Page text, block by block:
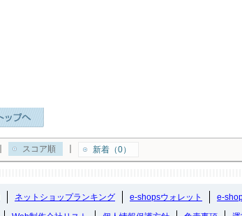
スコア順 新着（0）
ネットショップランキング e-shopsウォレット e-